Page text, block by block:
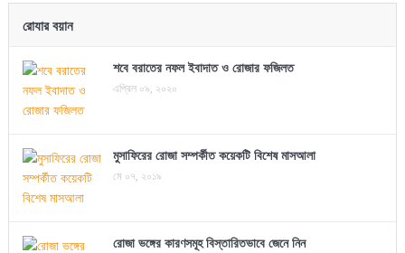
রোযার বয়ান
শবে বরাতের নফল ইবাদাত ও রোজার ফজিলত
এপ্রিল ০৯, ২০২০
মুসাফিরের রোজা সম্পর্কীত কয়েকটি বিশেষ মাসআলা
মে ০৭, ২০১৯
রোজা ভঙ্গের কারণসমূহ বিস্তারিতভাবে জেনে নিন